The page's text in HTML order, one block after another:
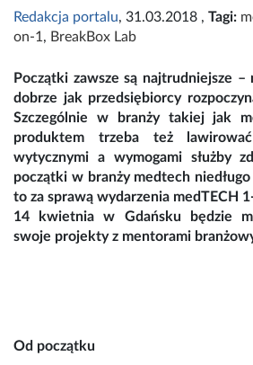
Redakcja portalu, 31.03.2018 , Tagi:
on-1, BreakBox Lab
Początki zawsze są najtrudniejsze
dobrze jak przedsiębiorcy
Szczególnie w branży takiej jak
produktem trzeba też
wytycznymi a wymogami służby
początki w branży medtech
to za sprawą wydarzenia medTECH
14 kwietnia w Gdańsku będzie
swoje projekty z mentorami
Od początku